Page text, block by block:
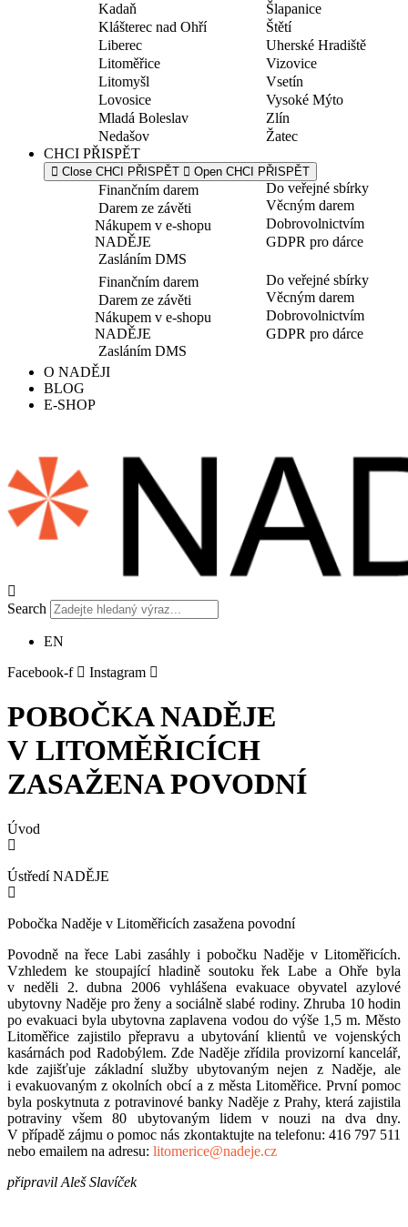
Kadaň
Klášterec nad Ohří
Liberec
Litoměřice
Litomyšl
Lovosice
Mladá Boleslav
Nedašov
Šlapanice
Štětí
Uherské Hradiště
Vizovice
Vsetín
Vysoké Mýto
Zlín
Žatec
CHCI PŘISPĚT
Close CHCI PŘISPĚT Open CHCI PŘISPĚT
Finančním darem
Darem ze závěti
Nákupem v e-shopu
NADĚJE
Zasláním DMS
Do veřejné sbírky
Věcným darem
Dobrovolnictvím
GDPR pro dárce
Finančním darem
Darem ze závěti
Nákupem v e-shopu
NADĚJE
Zasláním DMS
Do veřejné sbírky
Věcným darem
Dobrovolnictvím
GDPR pro dárce
O NADĚJI
BLOG
E-SHOP
Search
EN
Facebook-f
Instagram
POBOČKA NADĚJE
V LITOMĚŘICÍCH
ZASAŽENA POVODNÍ
Úvod
Ústředí NADĚJE
Pobočka Naděje v Litoměřicích zasažena povodní
Povodně na řece Labi zasáhly i pobočku Naděje v Litoměřicích.
Vzhledem ke stoupající hladině soutoku řek Labe a Ohře byla
v neděli 2. dubna 2006 vyhlášena evakuace obyvatel azylové
ubytovny Naděje pro ženy a sociálně slabé rodiny. Zhruba 10 hodin
po evakuaci byla ubytovna zaplavena vodou do výše 1,5 m. Město
Litoměřice zajistilo přepravu a ubytování klientů ve vojenských
kasárnách pod Radobýlem. Zde Naděje zřídila provizorní kancelář,
kde zajišťuje základní služby ubytovaným nejen z Naděje, ale
i evakuovaným z okolních obcí a z města Litoměřice. První pomoc
byla poskytnuta z potravinové banky Naděje z Prahy, která zajistila
potraviny všem 80 ubytovaným lidem v nouzi na dva dny.
V případě zájmu o pomoc nás zkontaktujte na telefonu: 416 797 511
nebo emailem na adresu: litomerice@nadeje.cz
připravil Aleš Slavíček